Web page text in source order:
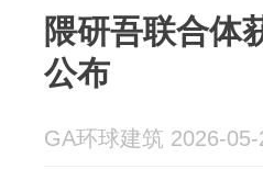
隈研吾联合体
公布
GA环球建筑 2026-05-